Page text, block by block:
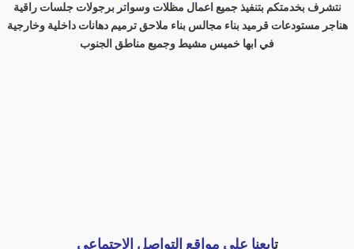
نتشرف بخدمتكم بتنفيذ جميع اعمال مظلات وسواتر برجولات جلسات راقية
هناجر مستودعات قرميد بناء مجالس بناء ملاحق ترميم دهانات داخلية وخارجية
في ابها خميس مشيط وجميع مناطق الجنوب
تابعنا على مواقع التواصل الاجتماعي